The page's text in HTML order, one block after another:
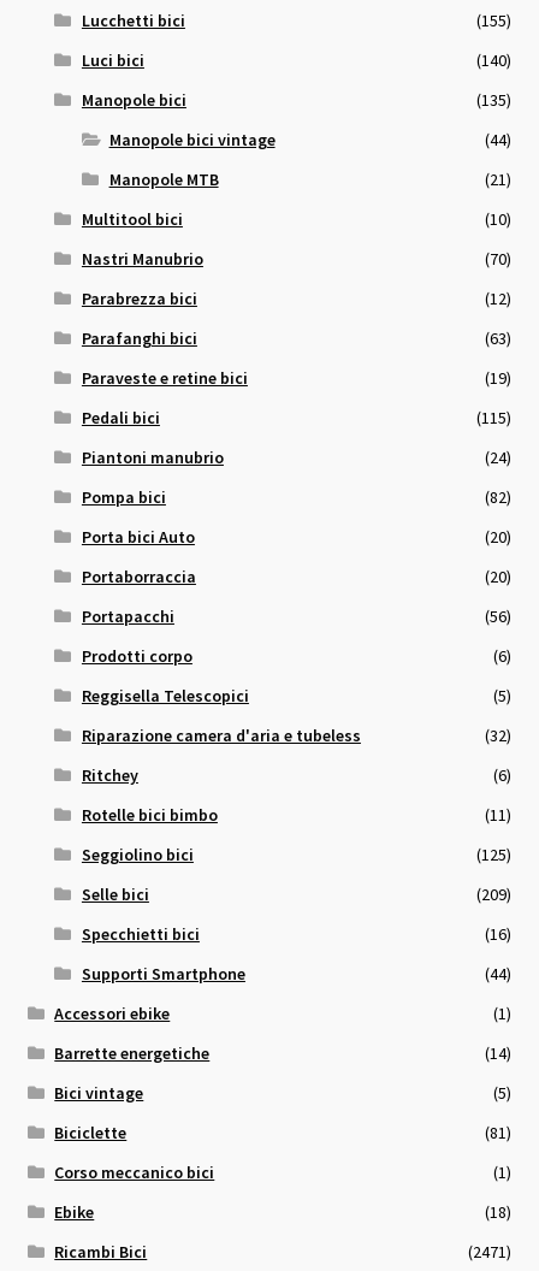
Lucchetti bici
(155)
Luci bici
(140)
Manopole bici
(135)
Manopole bici vintage
(44)
Manopole MTB
(21)
Multitool bici
(10)
Nastri Manubrio
(70)
Parabrezza bici
(12)
Parafanghi bici
(63)
Paraveste e retine bici
(19)
Pedali bici
(115)
Piantoni manubrio
(24)
Pompa bici
(82)
Porta bici Auto
(20)
Portaborraccia
(20)
Portapacchi
(56)
Prodotti corpo
(6)
Reggisella Telescopici
(5)
Riparazione camera d'aria e tubeless
(32)
Ritchey
(6)
Rotelle bici bimbo
(11)
Seggiolino bici
(125)
Selle bici
(209)
Specchietti bici
(16)
Supporti Smartphone
(44)
Accessori ebike
(1)
Barrette energetiche
(14)
Bici vintage
(5)
Biciclette
(81)
Corso meccanico bici
(1)
Ebike
(18)
Ricambi Bici
(2471)